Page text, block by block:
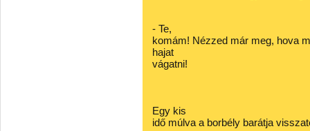
- Te,
komám! Nézzed már meg, hova
hajat
vágatni!
Egy kis
idő múlva a borbély barátja